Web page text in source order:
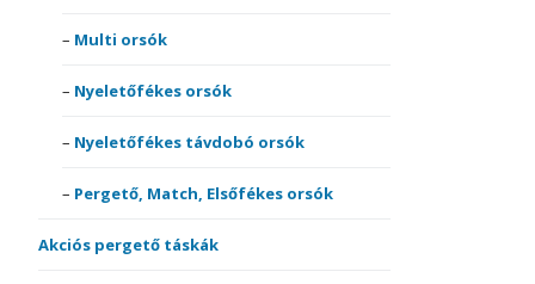
Multi orsók
Nyeletőfékes orsók
Nyeletőfékes távdobó orsók
Pergető, Match, Elsőfékes orsók
Akciós pergető táskák